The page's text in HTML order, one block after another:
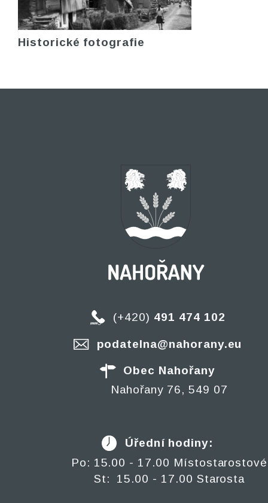
Historické fotografie
(+420) 491 474 102
podatelna@nahorany.eu
Obec Nahořany
Nahořany 76, 549 07
Úřední hodiny:
Po: 15.00 - 17.00 Místostarostové
St: 15.00 - 17.00 Starosta